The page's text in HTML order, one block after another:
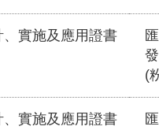
、實施及應用證書
(
、實施及應用證書